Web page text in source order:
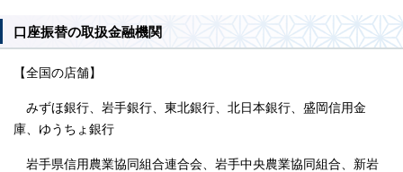
口座振替の取扱金融機関
【全国の店舗】
みずほ銀行、岩手銀行、東北銀行、北日本銀行、盛岡信用金
庫、ゆうちょ銀行
岩手県信用農業協同組合連合会、岩手中央農業協同組合、新岩